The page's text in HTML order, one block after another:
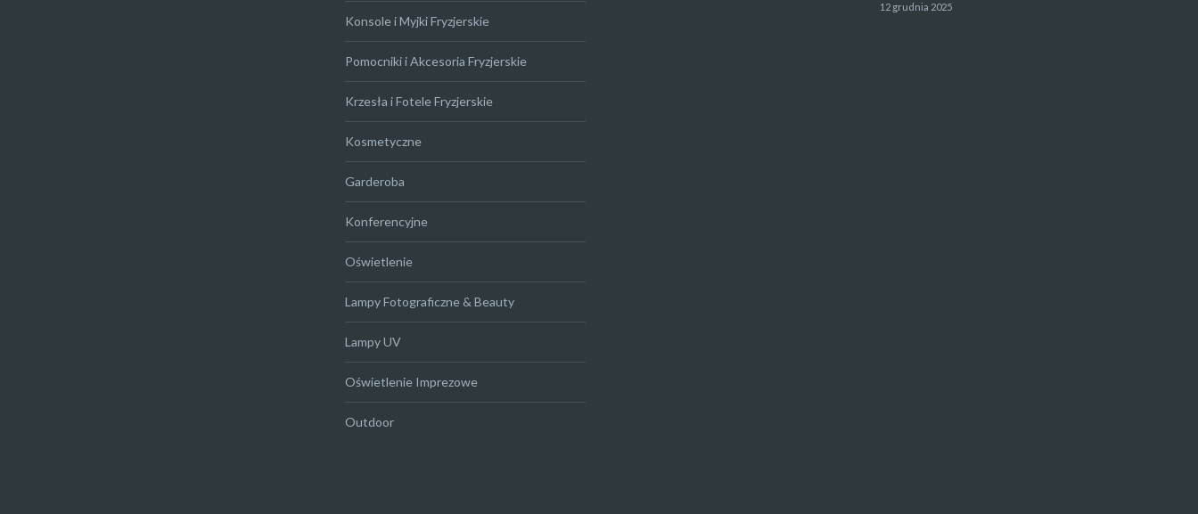
Konsole i Myjki Fryzjerskie
Pomocniki i Akcesoria Fryzjerskie
Krzesła i Fotele Fryzjerskie
Kosmetyczne
Garderoba
Konferencyjne
Oświetlenie
Lampy Fotograficzne & Beauty
Lampy UV
Oświetlenie Imprezowe
Outdoor
12 grudnia 2025